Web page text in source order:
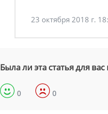
23 октября 2018 г.
Была ли эта статья для
0 0